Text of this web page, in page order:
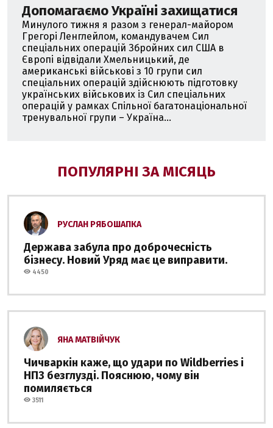
Допомагаємо Україні захищатися
Минулого тижня я разом з генерал-майором
Грегорі Ленглейлом, командувачем Сил
спеціальних операцій Збройних сил США в
Європі відвідали Хмельницький, де
американські військові з 10 групи сил
спеціальних операцій здійснюють підготовку
українських військових із Сил спеціальних
операцій у рамках Спільної багатонаціональної
тренувальної групи – Україна...
ПОПУЛЯРНІ ЗА МІСЯЦЬ
РУСЛАН РЯБОШАПКА
Держава забула про доброчесність
бізнесу. Новий Уряд має це виправити.
4450
ЯНА МАТВІЙЧУК
Чичваркін каже, що удари по Wildberries і
НПЗ безглузді. Пояснюю, чому він
помиляється
3511